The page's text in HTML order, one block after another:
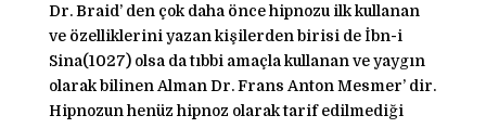
Dr. Braid’ den çok daha önce hipnozu ilk kullanan
ve özelliklerini yazan kişilerden birisi de İbn-i
Sina(1027) olsa da tıbbi amaçla kullanan ve yaygın
olarak bilinen Alman Dr. Frans Anton Mesmer’ dir.
Hipnozun henüz hipnoz olarak tarif edilmediği